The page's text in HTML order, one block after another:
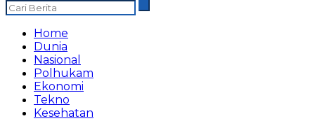
Home
Dunia
Nasional
Polhukam
Ekonomi
Tekno
Kesehatan